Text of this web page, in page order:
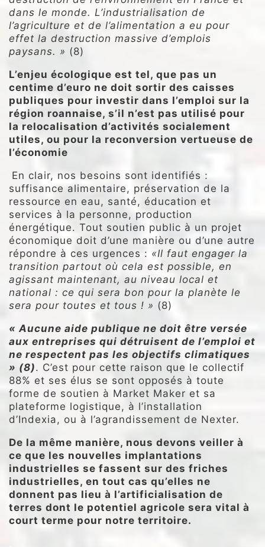
dans le monde. L’industrialisation de
l’agriculture et de l’alimentation a eu pour
effet la destruction massive d’emplois
paysans. » (8)
L’enjeu écologique est tel, que pas un
centime d’euro ne doit sortir des caisses
publiques pour investir dans l’emploi sur la
région roannaise, s’il n’est pas utilisé pour
la relocalisation d’activités socialement
utiles, ou pour la reconversion vertueuse de
l’économie
En clair, nos besoins sont identifiés :
suffisance alimentaire, préservation de la
ressource en eau, santé, éducation et
services à la personne, production
énergétique. Tout soutien public à un projet
économique doit d’une manière ou d’une autre
répondre à ces urgences : «Il faut engager la
transition partout où cela est possible, en
agissant maintenant, au niveau local et
national : ce qui sera bon pour la planète le
sera pour toutes et tous ! » (8)
« Aucune aide publique ne doit être versée
aux entreprises qui détruisent de l’emploi et
ne respectent pas les objectifs climatiques
» (8). C’est pour cette raison que le collectif
88% et ses élus se sont opposés à toute
forme de soutien à Market Maker et sa
plateforme logistique, à l’installation
d’Indexia, ou à l’agrandissement de Nexter.
De la même manière, nous devons veiller à
ce que les nouvelles implantations
industrielles se fassent sur des friches
industrielles, en tout cas qu’elles ne
donnent pas lieu à l’artificialisation de
terres dont le potentiel agricole sera vital à
court terme pour notre territoire.